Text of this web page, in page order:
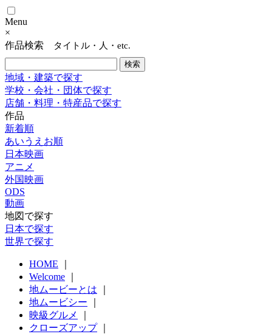
Menu
×
作品検索
タイトル・人・etc.
地域・建築で探す
学校・会社・団体で探す
店舗・料理・特産品で探す
作品
新着順
あいうえお順
日本映画
アニメ
外国映画
ODS
動画
地図で探す
日本で探す
世界で探す
HOME
Welcome
地ムービーとは
地ムービシー
映級グルメ
クローズアップ｜